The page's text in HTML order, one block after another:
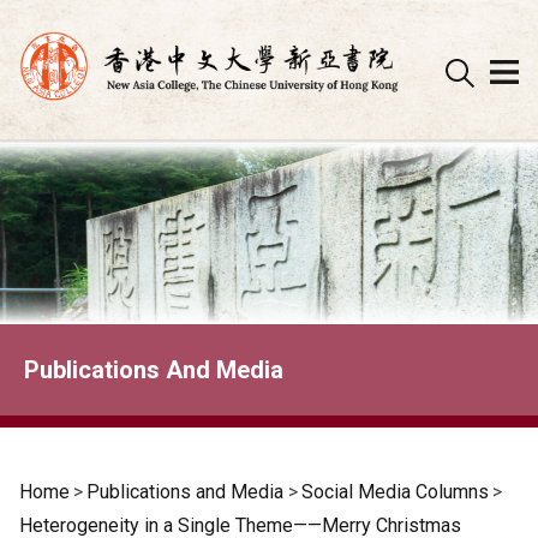
Skip
to
content
Publications And Media
Home > Publications and Media >Social Media Columns >
Heterogeneity in a Single Theme——Merry Christmas